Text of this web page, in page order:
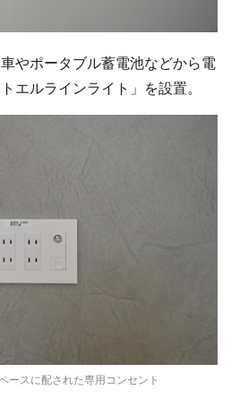
やポータブル蓄電池などから電
エルラインライト」を設置。
ースに配された専用コンセント